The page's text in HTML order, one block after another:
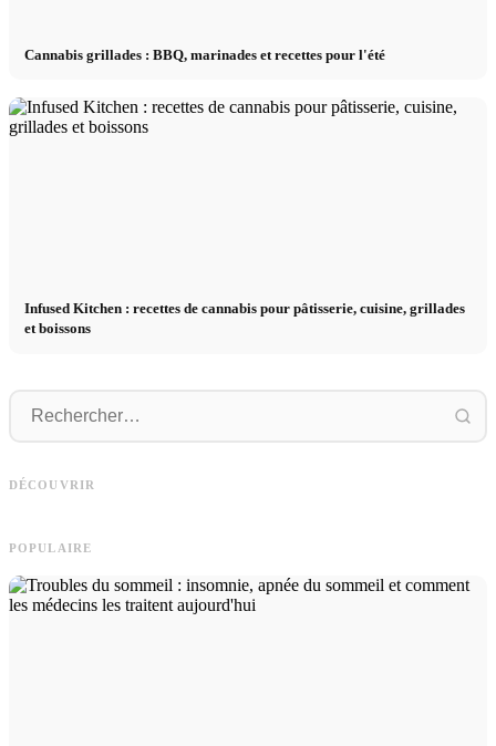
Cannabis grillades : BBQ, marinades et recettes pour l'été
Infused Kitchen : recettes de cannabis pour pâtisserie, cuisine, grillades
et boissons
DÉCOUVRIR
de ventes grâce au marketing en ligne
ciblé
POPULAIRE